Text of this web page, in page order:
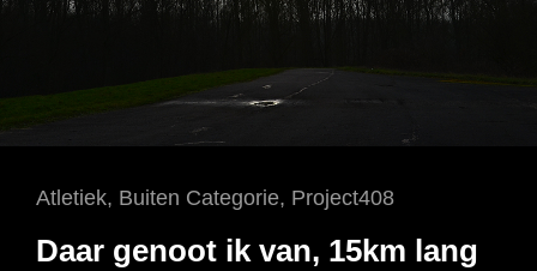
Cat
Atletiek, Buiten Categorie, Project408
Daar genoot ik van, 15km lang